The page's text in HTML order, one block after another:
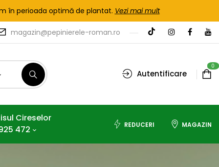
în perioada optimă de plantat. Vezi mai mult
magazin@pepinierele-roman.ro
Autentificare
0
Cireselor
472
REDUCERI MAGAZIN